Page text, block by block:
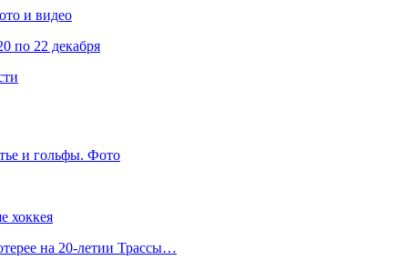
и видео
по 22 декабря
и гольфы. Фото
хоккея
на 20-летии Трассы…